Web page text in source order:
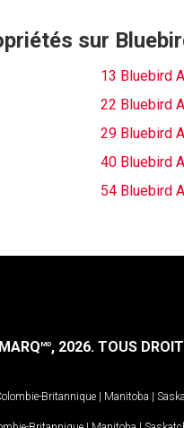
sur
13 Bluebird
22 Bluebird
29 Bluebird
40 Bluebird
54 Bluebird
MD, 2026. TOUS
Britannique | Manitoba |